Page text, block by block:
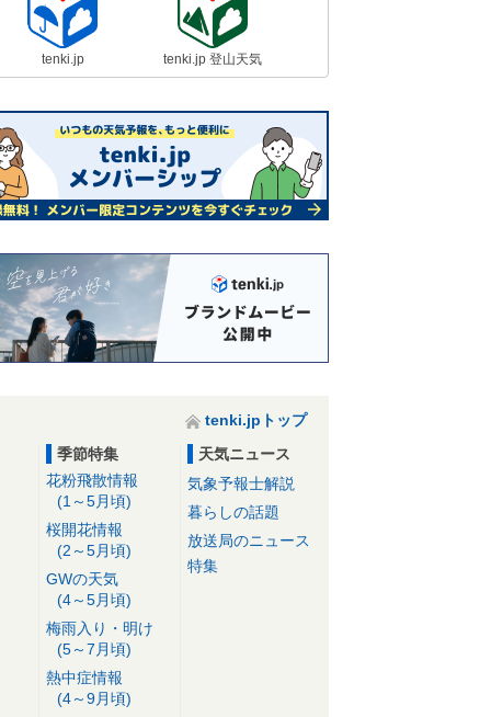
tenki.jp tenki.jp 登山天気
tenki.jpトップ
季節特集
花粉飛散情報
(1～5月頃)
桜開花情報
(2～5月頃)
GWの天気
(4～5月頃)
梅雨入り・明け
(5～7月頃)
熱中症情報
(4～9月頃)
天気ニュース
気象予報士解説
暮らしの話題
放送局のニュース
特集